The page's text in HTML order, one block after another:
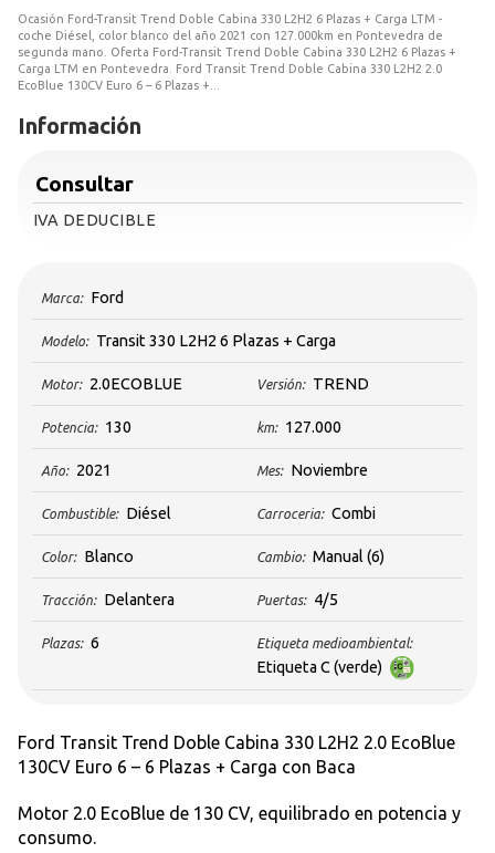
Ocasión Ford-Transit Trend Doble Cabina 330 L2H2 6 Plazas + Carga LTM -
coche Diésel, color blanco del año 2021 con 127.000km en Pontevedra de
segunda mano. Oferta Ford-Transit Trend Doble Cabina 330 L2H2 6 Plazas +
Carga LTM en Pontevedra. Ford Transit Trend Doble Cabina 330 L2H2 2.0
EcoBlue 130CV Euro 6 – 6 Plazas +...
Información
Consultar
IVA DEDUCIBLE
Marca: Ford
Modelo: Transit 330 L2H2 6 Plazas + Carga
Motor: 2.0ECOBLUE Versión: TREND
Potencia: 130 km: 127.000
Año: 2021 Mes: Noviembre
Combustible: Diésel Carroceria: Combi
Color: Blanco Cambio: Manual (6)
Tracción: Delantera Puertas: 4/5
Plazas: 6 Etiqueta medioambiental:
Etiqueta C (verde)
Ford Transit Trend Doble Cabina 330 L2H2 2.0 EcoBlue
130CV Euro 6 – 6 Plazas + Carga con Baca
Motor 2.0 EcoBlue de 130 CV, equilibrado en potencia y
consumo.